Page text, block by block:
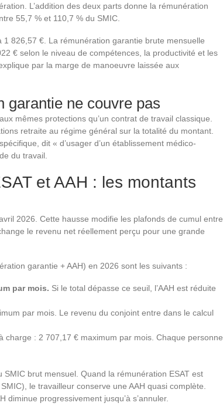
L’addition des deux parts donne la rémunération
55,7 % et 110,7 % du SMIC.
1 826,57 €. La rémunération garantie brute mensuelle
€ selon le niveau de compétences, la productivité et les
par la marge de manoeuvre laissée aux
garantie ne couvre pas
mêmes protections qu’un contrat de travail classique.
retraite au régime général sur la totalité du montant.
dit « d’usager d’un établissement médico-
du travail.
et AAH : les montants
2026. Cette hausse modifie les plafonds de cumul entre
le revenu net réellement perçu pour une grande
garantie + AAH) en 2026 sont les suivants :
par mois. Si le total dépasse ce seuil, l’AAH est réduite
par mois. Le revenu du conjoint entre dans le calcul
charge : 2 707,17 € maximum par mois. Chaque personne
brut mensuel. Quand la rémunération ESAT est
le travailleur conserve une AAH quasi complète.
diminue progressivement jusqu’à s’annuler.